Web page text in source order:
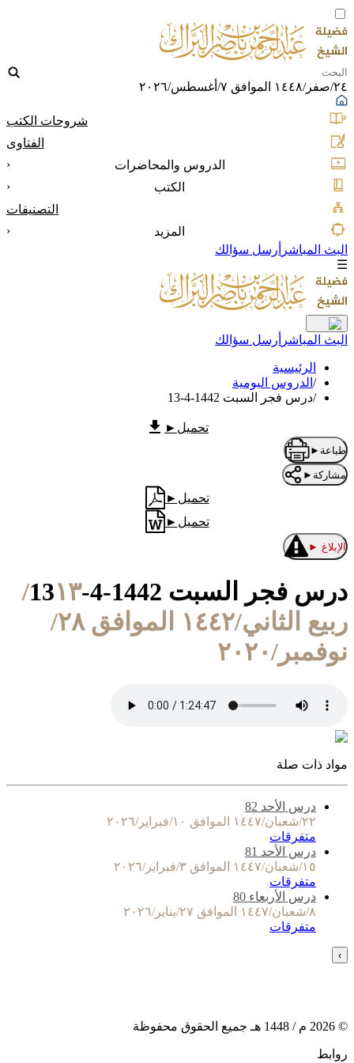
٢٤/صفر/١٤٤٨ الموافق ٧/أغسطس/٢٠٢٦
شروحات الكتب
الفتاوى
الدروس والمحاضرات
‹
الكتب
‹
التصنيفات
المزيد
‹
البث المباشر أرسل سؤالك
☰
البث المباشر أرسل سؤالك
الرئيسية
/ الدروس اليومية
/درس فجر السبت 1442-4-13
تحميل ►
طباعة ►
مشاركة ►
تحميل ►
تحميل ►
الإبلاغ ►
درس فجر السبت 1442-4-13
١٣/
ربيع الثاني/١٤٤٢ الموافق ٢٨/
نوفمبر/٢٠٢٠
مواد ذات صلة
درس الأحد 82
٢٢/شعبان/١٤٤٧ الموافق ١٠/فبراير/٢٠٢٦
متفرقات
درس الأحد 81
١٥/شعبان/١٤٤٧ الموافق ٣/فبراير/٢٠٢٦
متفرقات
درس الأربعاء 80
٨/شعبان/١٤٤٧ الموافق ٢٧/يناير/٢٠٢٦
متفرقات
›
©
2026 م / 1448 هـ جميع الحقوق محفوظة
روابط